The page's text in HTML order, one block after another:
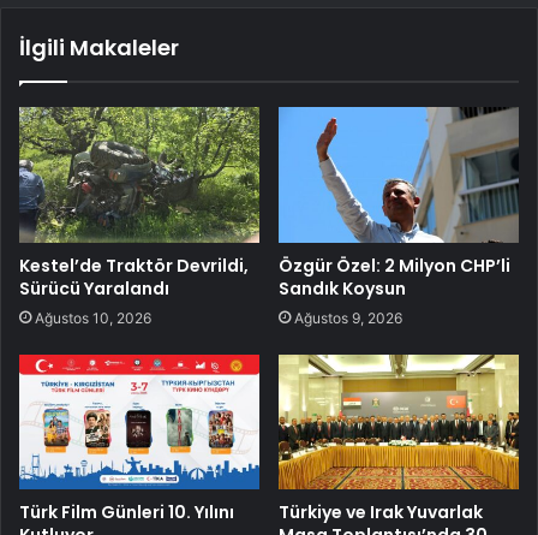
İlgili Makaleler
Kestel’de Traktör Devrildi,
Sürücü Yaralandı
Ağustos 10, 2026
Özgür Özel: 2 Milyon CHP’li
Sandık Koysun
Ağustos 9, 2026
Türk Film Günleri 10. Yılını
Türkiye ve Irak Yuvarlak